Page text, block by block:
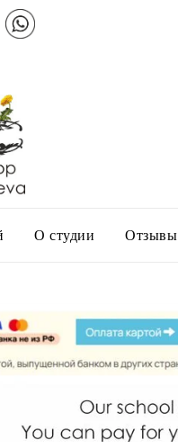
О студии Отзывы